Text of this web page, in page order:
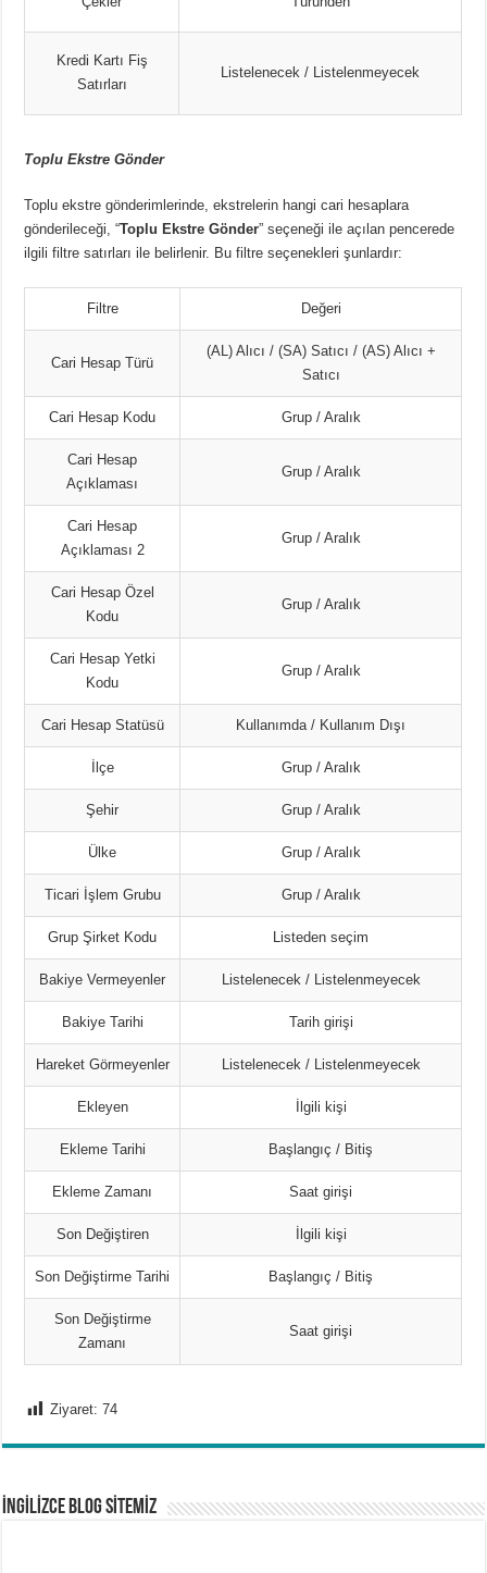
Kredi Kartı Fiş
Satırları
Listelenecek / Listelenmeyecek
Toplu Ekstre Gönder
Toplu ekstre gönderimlerinde, ekstrelerin hangi cari hesaplara
gönderileceği, “Toplu Ekstre Gönder” seçeneği ile açılan pencerede
ilgili filtre satırları ile belirlenir. Bu filtre seçenekleri şunlardır:
Filtre Değeri
Cari Hesap Türü
(AL) Alıcı / (SA) Satıcı / (AS) Alıcı +
Satıcı
Cari Hesap Kodu Grup / Aralık
Cari Hesap
Açıklaması
Grup / Aralık
Cari Hesap
Açıklaması 2
Grup / Aralık
Cari Hesap Özel
Kodu
Grup / Aralık
Cari Hesap Yetki
Kodu
Grup / Aralık
Cari Hesap Statüsü Kullanımda / Kullanım Dışı
İlçe Grup / Aralık
Şehir Grup / Aralık
Ülke Grup / Aralık
Ticari İşlem Grubu Grup / Aralık
Grup Şirket Kodu Listeden seçim
Bakiye Vermeyenler Listelenecek / Listelenmeyecek
Bakiye Tarihi Tarih girişi
Hareket Görmeyenler Listelenecek / Listelenmeyecek
Ekleyen İlgili kişi
Ekleme Tarihi Başlangıç / Bitiş
Ekleme Zamanı Saat girişi
Son Değiştiren İlgili kişi
Son Değiştirme Tarihi Başlangıç / Bitiş
Son Değiştirme
Zamanı
Saat girişi
Ziyaret: 74
İNGİLİZCE BLOG SİTEMİZ